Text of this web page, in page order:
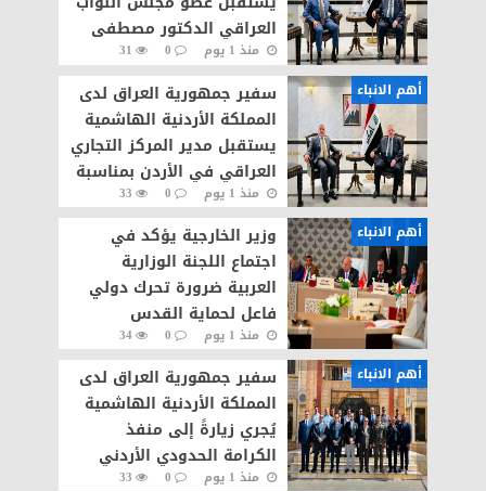
العراقي الدكتور مصطفى
عياش الكبيسي
منذ 1 يوم 0
31
أهم الانباء
سفير جمهورية العراق لدى
المملكة الأردنية الهاشمية
يستقبل مدير المركز التجاري
العراقي في الأردن بمناسبة
انتهاء مهام عمله
منذ 1 يوم 0
33
أهم الانباء
وزير الخارجية يؤكد في
اجتماع اللجنة الوزارية
العربية ضرورة تحرك دولي
فاعل لحماية القدس
والحفاظ على وضعها
التاريخي والقانوني
منذ 1 يوم 0
34
أهم الانباء
سفير جمهورية العراق لدى
المملكة الأردنية الهاشمية
يُجري زيارةً إلى منفذ
الكرامة الحدودي الأردني
منذ 1 يوم 0
33